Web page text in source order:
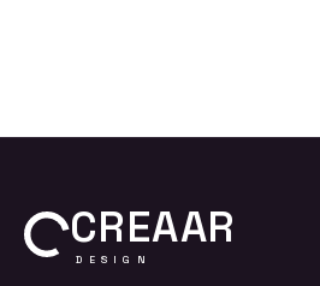
CREAAR
DESIGN